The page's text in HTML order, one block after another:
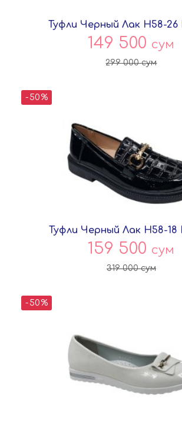
Туфли Черный Лак H58-26
149 500 сум
299 000сум
-50%
Туфли Черный Лак H58-18
159 500 сум
319 000сум
-50%